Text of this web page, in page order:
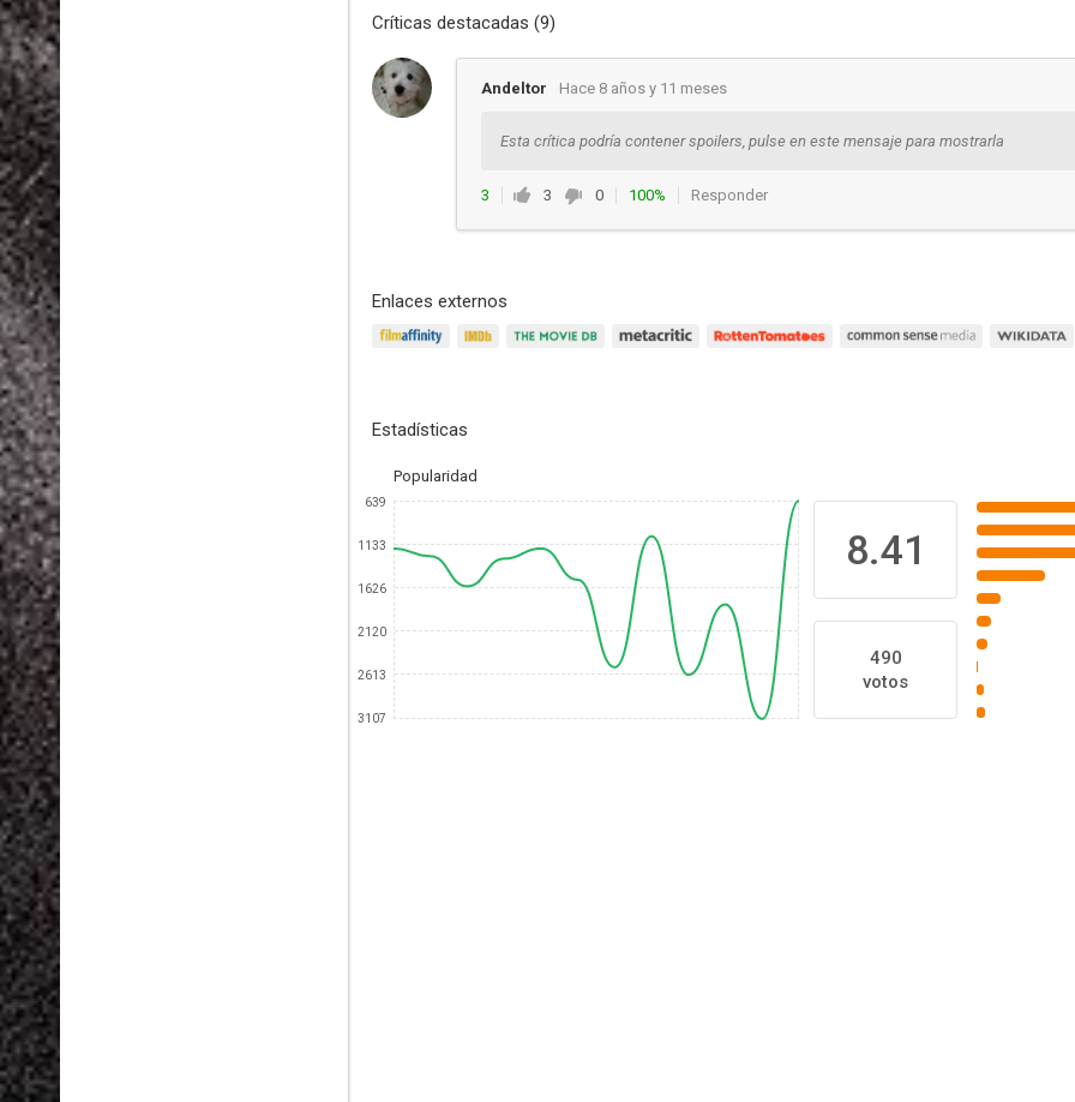
Críticas destacadas (9)
Andeltor Hace 8 años y 11 meses
Esta crítica podría contener spoilers, pulse en este mensaje para mostrarla
3 3 0 100% Responder
Enlaces externos
Estadísticas
Popularidad
639
1133
1626
2120
2613
3107
8.41
490
votos